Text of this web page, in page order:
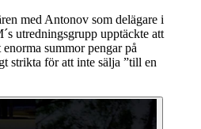
med Antonov som delägare i
utredningsgrupp upptäckte att
summor pengar på
strikta för att inte sälja ”till en